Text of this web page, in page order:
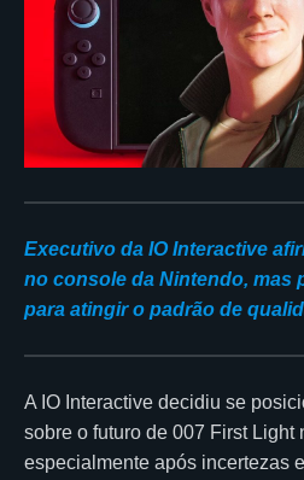
Executivo da IO Interactive
no console da Nintendo, mas
para atingir o padrão de
A IO Interactive decidiu se
sobre o futuro de 007 First Light
especialmente após incertezas